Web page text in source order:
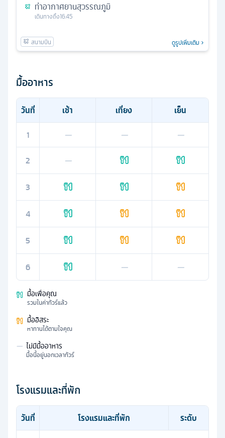
ท่าอากาศยานสุวรรณภูมิ
เดินทางถึง16.45
ดูรูปเพิ่มเติม
มื้ออาหาร
วันที่ เช้า เที่ยง
เย็น
1
— —
—
2
—
3
4
5
6 — —
มื้อเพื่อคุณ
รวมในค่าทัวร์แล้ว
มื้ออิสระ
หาทานได้ตามใจคุณ
— ไม่มีมื้ออาหาร
มื้อนี้อยู่นอกเวลาทัวร์
โรงแรมและที่พัก
วันที่ โรงแรมและที่พัก
ระดับ